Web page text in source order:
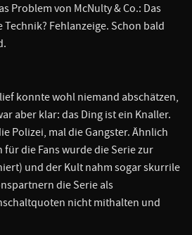
Problem von McNulty & Co.: Das
Fehlanzeige. Schon bald
lief konnte wohl niemand abschätzen,
aber klar: das Ding ist ein Knaller.
Polizei, mal die Gangster. Ähnlich
die Fans wurde die Serie zur
und der Kult nahm sogar skurrile
die Serie als
nicht mithalten und